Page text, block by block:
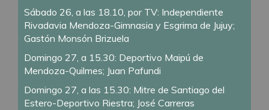
Sábado 26, a las 18.10, por TV: Independiente
Rivadavia Mendoza-Gimnasia y Esgrima de Jujuy;
Gastón Monsón Brizuela
Domingo 27, a 15.30: Deportivo Maipú de
Mendoza-Quilmes; Juan Pafundi
Domingo 27, a las 15.30: Mitre de Santiago del
Estero-Deportivo Riestra; José Carreras